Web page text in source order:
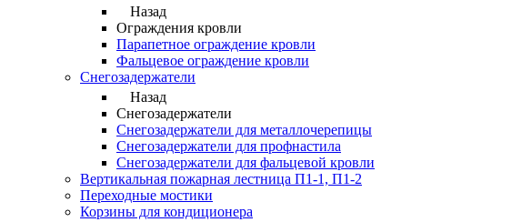
Назад
Ограждения кровли
Парапетное ограждение кровли
Фальцевое ограждение кровли
Снегозадержатели
Назад
Снегозадержатели
Снегозадержатели для металлочерепицы
Снегозадержатели для профнастила
Снегозадержатели для фальцевой кровли
Вертикальная пожарная лестница П1-1, П1-2
Переходные мостики
Корзины для кондиционера